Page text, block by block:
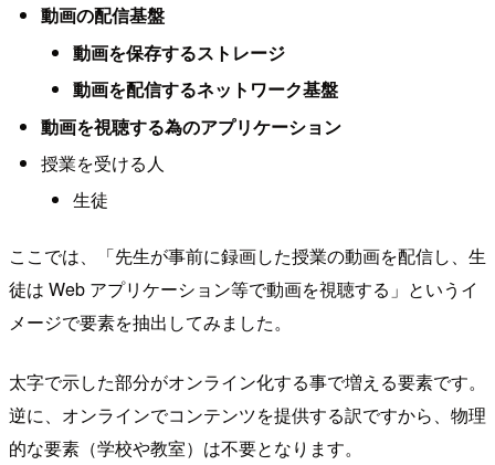
動画の配信基盤
動画を保存するストレージ
動画を配信するネットワーク基盤
動画を視聴する為のアプリケーション
授業を受ける人
生徒
ここでは、「先生が事前に録画した授業の動画を配信し、生
徒は Web アプリケーション等で動画を視聴する」というイ
メージで要素を抽出してみました。
太字で示した部分がオンライン化する事で増える要素です。
逆に、オンラインでコンテンツを提供する訳ですから、物理
的な要素（学校や教室）は不要となります。